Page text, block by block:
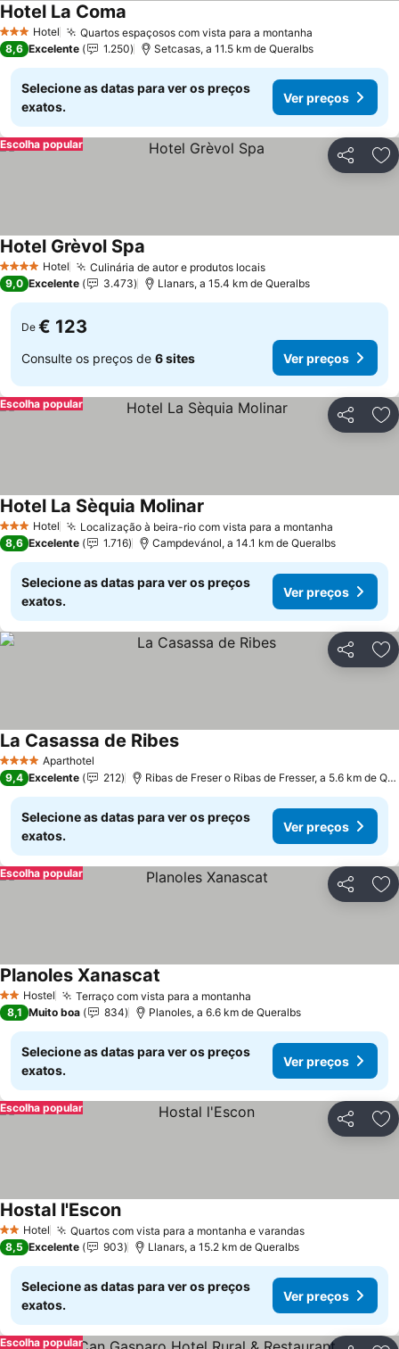
3 EstrelasHotel Quartos espaçosos com vista para a montanha
Hotel La Coma
8,6 Excelente 1.250 Setcasas, a 11.5 km de Queralbs
Selecione as datas para ver os preços
exatos.
Ver preços
Partilhar
Escolha popular
4 EstrelasHotel Culinária de autor e produtos locaisVer preços
Hotel Grèvol Spa
9,0 Excelente 3.473 Llanars, a 15.4 km de Queralbs
De € 123
Consulte os preços de 6 sites Ver preços
Partilhar
Escolha popular
3 EstrelasHotel Localização à beira-rio com vista para a montanha
Hotel La Sèquia Molinar
8,6 Excelente 1.716 Campdevánol, a 14.1 km de Queralbs
Selecione as datas para ver os preços
exatos.
Ver preços
Partilhar
4 EstrelasAparthotel
La Casassa de RibesVer preços
9,4 Excelente 212 Ribas de Freser o Ribas de Fresser, a 5.6 km de
Selecione as datas para ver os preços
exatos.
Ver preços
Partilhar
Escolha popular
2 Estrelas
Hostel Terraço com vista para a montanha
Planoles Xanascat
8,1 Muito boa 834 Planoles, a 6.6 km de Queralbs
Selecione as datas para ver os preços
exatos.
Ver preços
Partilhar
Escolha popular
2 Estrelas
Hotel Quartos com vista para a montanha e varandasVer preços
Hostal l'EsconVer preços
8,5 Excelente 903 Llanars, a 15.2 km de Queralbs
Selecione as datas para ver os preços
exatos.
Ver preços
Escolha popular